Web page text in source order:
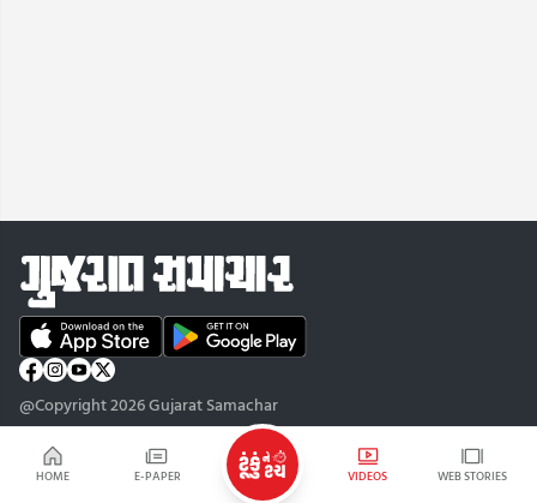
HOME E-PAPER VIDEOS WEB STORIES
@Copyright 2026 Gujarat Samachar